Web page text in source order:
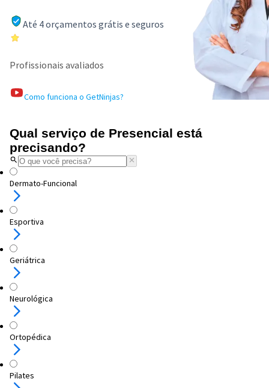
Até 4 orçamentos grátis e seguros
Profissionais avaliados
Como funciona o GetNinjas?
Qual serviço de Presencial está
precisando?
Dermato-Funcional
Esportiva
Geriátrica
Neurológica
Ortopédica
Pilates